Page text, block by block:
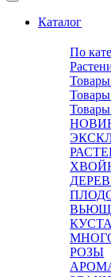
Каталог
По
РОЗЫ